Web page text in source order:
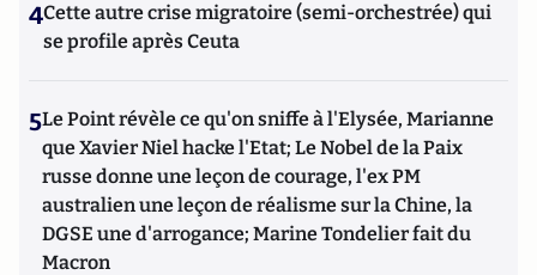
4Cette autre crise migratoire (semi-orchestrée) qui
se profile après Ceuta
5Le Point révèle ce qu'on sniffe à l'Elysée, Marianne
que Xavier Niel hacke l'Etat; Le Nobel de la Paix
russe donne une leçon de courage, l'ex PM
australien une leçon de réalisme sur la Chine, la
DGSE une d'arrogance; Marine Tondelier fait du
Macron